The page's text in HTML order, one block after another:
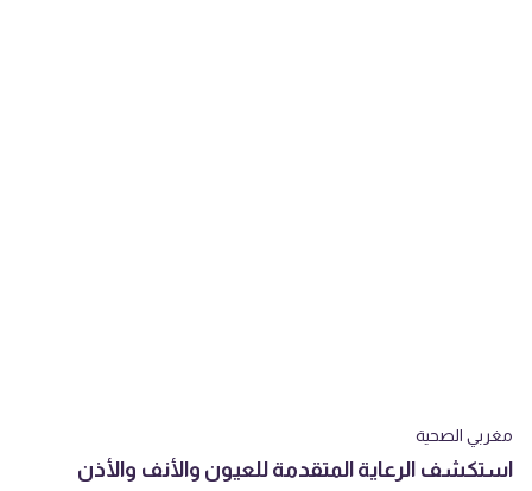
مغربي الصحية
استكشف الرعاية المتقدمة للعيون والأنف والأذن